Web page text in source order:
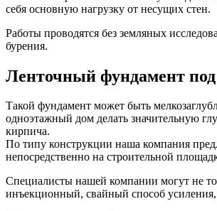
себя основную нагрузку от несущих стен.
Работы проводятся без земляных
бурения.
Ленточный фундамент
Такой фундамент может быть
одноэтажный дом делать значительную
кирпича.
По типу конструкции наша компания
непосредственно на строительной
Специалисты нашей компании могут не
инъекционный, свайный способ